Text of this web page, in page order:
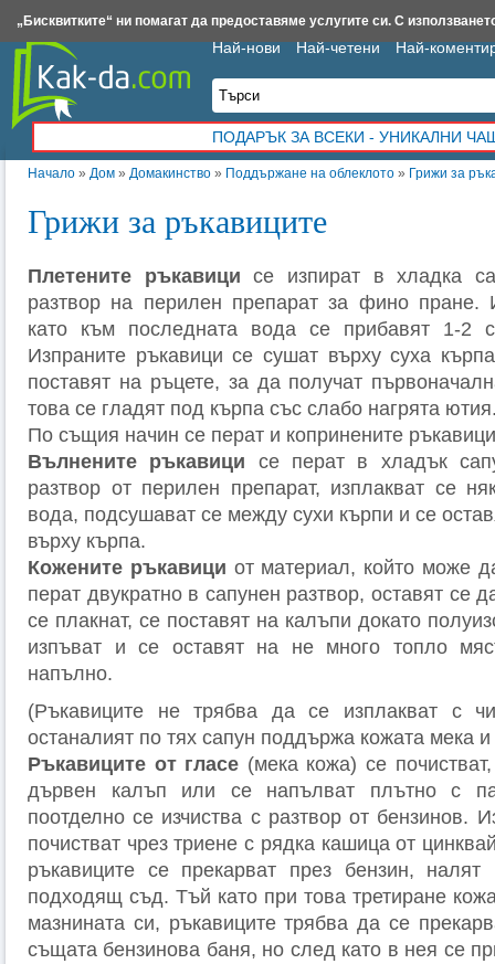
Начало » Дом » Домакинство » Поддържане на облеклото » Грижи за
Грижи за ръкавиците
Плетените ръкавици се изпират в хладка
разтвoр на перилен препарат за фино пране.
като към последната вода се прибавят 1-2
Изпраните ръкавици се сушат върху суха
поставят на ръцете, за да получат
това се гладят под кърпа със слабо нагрята
По същия начин се перат и копринените
Вълнените ръкавици се перат в хладък
разтвор от перилен препарат, изплакват се
вода, подсушават се между сухи кърпи и се
върху кърпа.
Кожените ръкавици от материал, който може
перат двукратно в сапунен разтвор, оставят се
се плакнат, се поставят на калъпи докато
изпъват и се оставят на не много топло
напълно.
(Ръкавиците не трябва да се изплакват с
останалият по тях сапун поддържа кожата мека и
Ръкавиците от гласе (мека кожа) се
дървен калъп или се напълват плътно с
поотделно се изчиства с разтвор от бензинов.
почистват чрез триене с рядка кашица от
ръкавиците се прекарват през бензин,
подходящ съд. Тъй като при това третиране
мазнината си, ръкавиците трябва да се
същата бензинова баня, но след като в нея се
Най-нови Най-четени Най-
ПОДАРЪК ЗА ВСЕКИ - УНИКАЛНИ
Insert.bg Framar.bg Kak-da.com Iztochnik.com BauBau.bg NewAge.bg
„Бисквитките“ ни помагат да предоставяме услугите си. С